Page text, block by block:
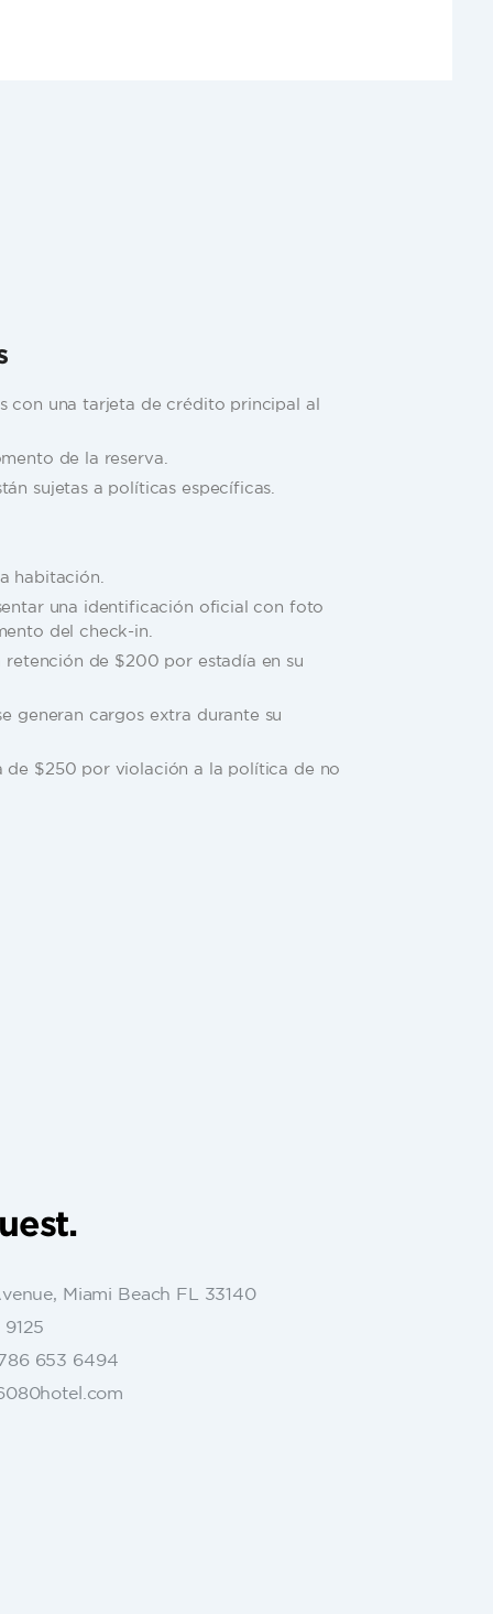
con una tarjeta de crédito principal al
de la reserva.
sujetas a políticas específicas.
habitación.
una identificación oficial con foto
del check-in.
de $200 por estadía en su
generan cargos extra durante su
de $250 por violación a la política de no